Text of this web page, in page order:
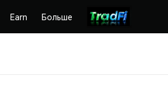
Earn Больше